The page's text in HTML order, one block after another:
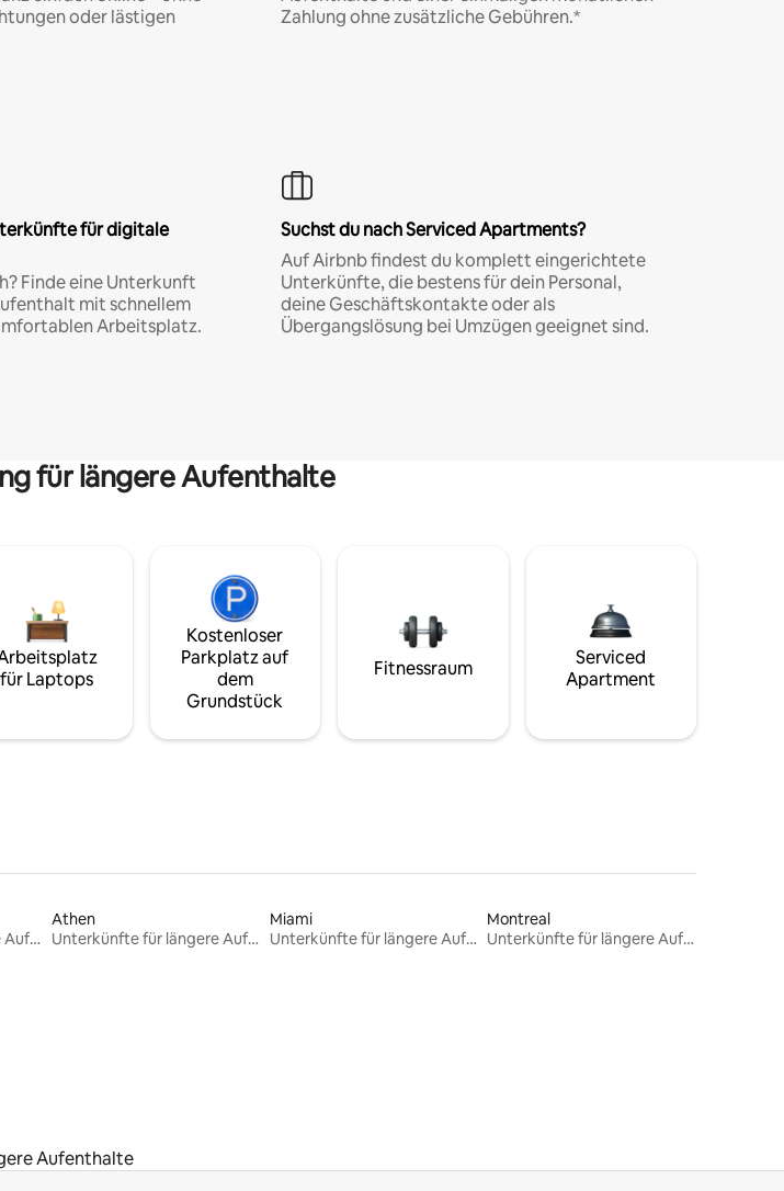
oder lästigen
Zahlung ohne zusätzliche Gebühren.*
für digitale
Finde eine Unterkunft
mit schnellem
Arbeitsplatz.
Suchst du nach Serviced Apartments?
Auf Airbnb findest du komplett eingerichtete
Unterkünfte, die bestens für dein Personal,
deine Geschäftskontakte oder als
Übergangslösung bei Umzügen geeignet sind.
für längere Aufenthalte
für Laptops
Kostenloser
Parkplatz auf
dem
Grundstück
Fitnessraum
Serviced
Apartment
Unterkünfte für längere Aufenthalte
Athen
Unterkünfte für längere Aufenthalte
Miami
Unterkünfte für längere Aufenthalte
Montreal
Unterkünfte für längere Aufenthalte
Aufenthalte